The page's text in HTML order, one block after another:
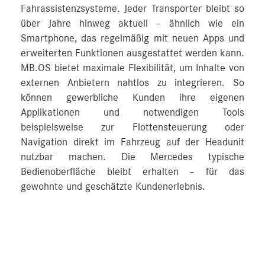
Fahrassistenzsysteme. Jeder Transporter bleibt so
über Jahre hinweg aktuell – ähnlich wie ein
Smartphone, das regelmäßig mit neuen Apps und
erweiterten Funktionen ausgestattet werden kann.
MB.OS bietet maximale Flexibilität, um Inhalte von
externen Anbietern nahtlos zu integrieren. So
können gewerbliche Kunden ihre eigenen
Applikationen und notwendigen Tools
beispielsweise zur Flottensteuerung oder
Navigation direkt im Fahrzeug auf der Headunit
nutzbar machen. Die Mercedes typische
Bedienoberfläche bleibt erhalten – für das
gewohnte und geschätzte Kundenerlebnis.